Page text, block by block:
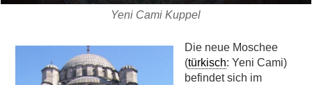
Yeni Cami Kuppel
Die neue Moschee
(türkisch: Yeni Cami)
befindet sich im